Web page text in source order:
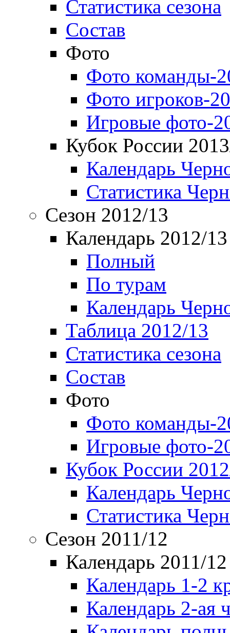
Статистика сезона
Состав
Фото
Фото команды-
Фото игроков-
Игровые фото-
Кубок России
Календарь
Статистика
Сезон 2012/13
Календарь 2012/13
Полный
По турам
Календарь
Таблица 2012/13
Статистика сезона
Состав
Фото
Фото команды-
Игровые фото-
Кубок России
Календарь
Статистика
Сезон 2011/12
Календарь 2011/12
Календарь 1-2
Календарь 2-ая